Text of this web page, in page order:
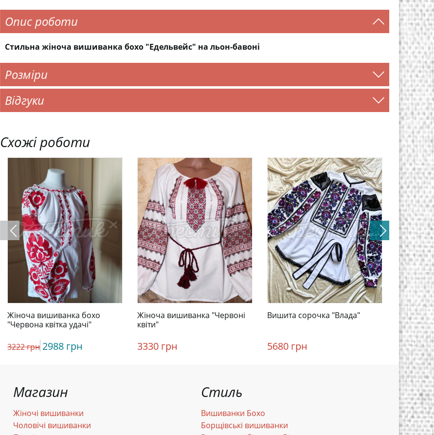
Опис роботи
Стильна жіноча вишиванка бохо "Едельвейс" на льон-бавоні
Розміри
Відгуки
Схожі роботи
Жіноча вишиванка бохо
"Червона квітка удачі"
3222 грн 2988 грн
Жіноча вишиванка "Червоні
квіти"
3330 грн
Вишита сорочка "Влада"
5680 грн
Вишита
2988
Магазин
Жіночі вишиванки
Чоловічі вишиванки
Стиль
Вишиванки Бохо
Борщівські вишиванки